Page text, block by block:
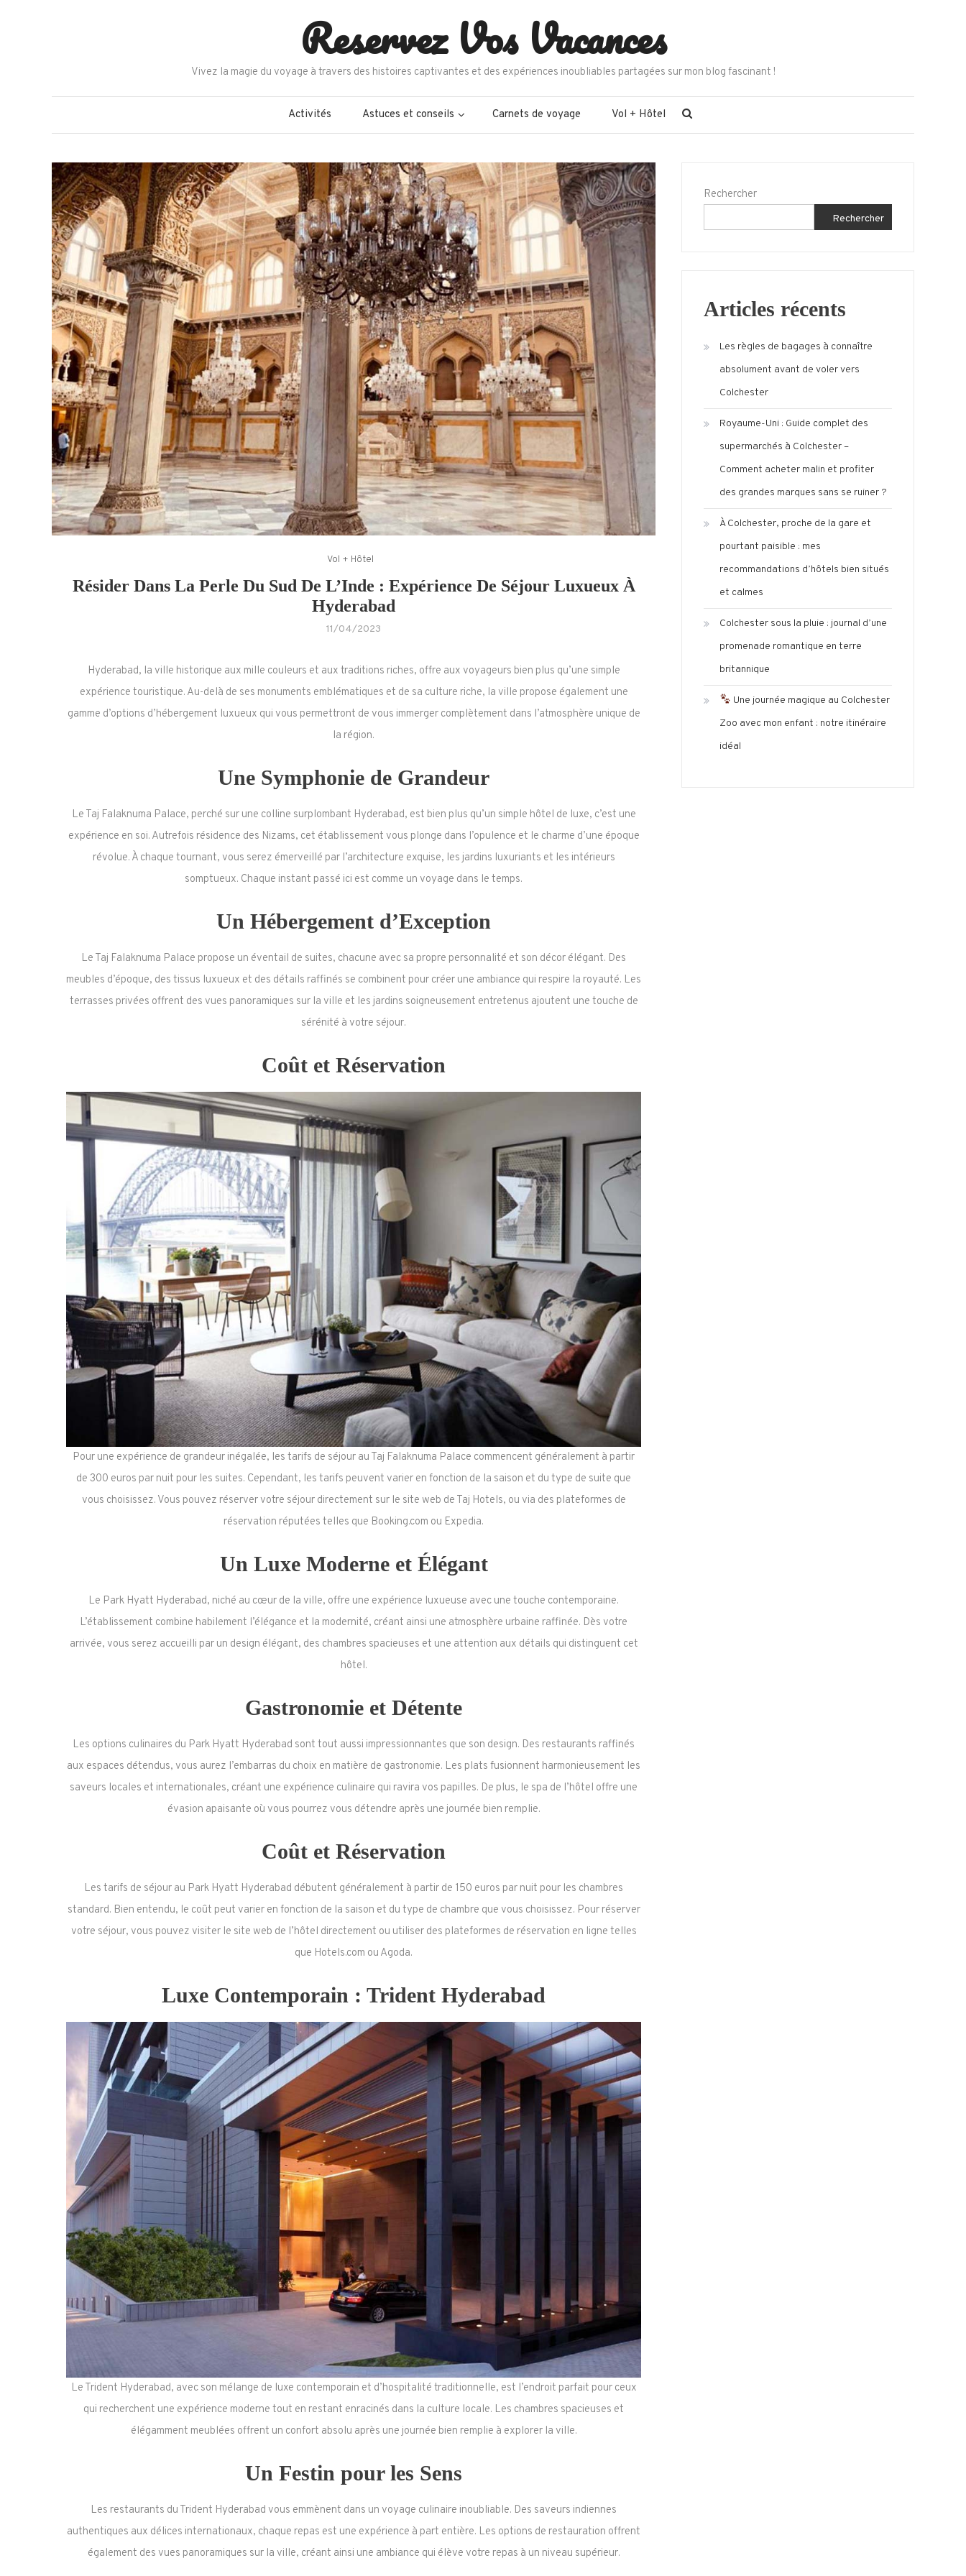
Reservez Vos Vacances
Vivez la magie du voyage à travers des histoires captivantes et des expériences inoubliables partagées sur mon blog fascinant !
Activités Astuces et conseils Carnets de voyage Vol + Hôtel
Vol + Hôtel
Résider Dans La Perle Du Sud De L’Inde : Expérience De Séjour Luxueux À
Hyderabad
11/04/2023
Hyderabad, la ville historique aux mille couleurs et aux traditions riches, offre aux voyageurs bien plus qu’une simple
expérience touristique. Au-delà de ses monuments emblématiques et de sa culture riche, la ville propose également une
gamme d’options d’hébergement luxueux qui vous permettront de vous immerger complètement dans l’atmosphère unique de
la région.
Une Symphonie de Grandeur
Le Taj Falaknuma Palace, perché sur une colline surplombant Hyderabad, est bien plus qu’un simple hôtel de luxe, c’est une
expérience en soi. Autrefois résidence des Nizams, cet établissement vous plonge dans l’opulence et le charme d’une époque
révolue. À chaque tournant, vous serez émerveillé par l’architecture exquise, les jardins luxuriants et les intérieurs
somptueux. Chaque instant passé ici est comme un voyage dans le temps.
Un Hébergement d’Exception
Le Taj Falaknuma Palace propose un éventail de suites, chacune avec sa propre personnalité et son décor élégant. Des
meubles d’époque, des tissus luxueux et des détails raffinés se combinent pour créer une ambiance qui respire la royauté. Les
terrasses privées offrent des vues panoramiques sur la ville et les jardins soigneusement entretenus ajoutent une touche de
sérénité à votre séjour.
Coût et Réservation
Pour une expérience de grandeur inégalée, les tarifs de séjour au Taj Falaknuma Palace commencent généralement à partir
de 300 euros par nuit pour les suites. Cependant, les tarifs peuvent varier en fonction de la saison et du type de suite que
vous choisissez. Vous pouvez réserver votre séjour directement sur le site web de Taj Hotels, ou via des plateformes de
réservation réputées telles que Booking.com ou Expedia.
Un Luxe Moderne et Élégant
Le Park Hyatt Hyderabad, niché au cœur de la ville, offre une expérience luxueuse avec une touche contemporaine.
L’établissement combine habilement l’élégance et la modernité, créant ainsi une atmosphère urbaine raffinée. Dès votre
arrivée, vous serez accueilli par un design élégant, des chambres spacieuses et une attention aux détails qui distinguent cet
hôtel.
Gastronomie et Détente
Les options culinaires du Park Hyatt Hyderabad sont tout aussi impressionnantes que son design. Des restaurants raffinés
aux espaces détendus, vous aurez l’embarras du choix en matière de gastronomie. Les plats fusionnent harmonieusement les
saveurs locales et internationales, créant une expérience culinaire qui ravira vos papilles. De plus, le spa de l’hôtel offre une
évasion apaisante où vous pourrez vous détendre après une journée bien remplie.
Coût et Réservation
Les tarifs de séjour au Park Hyatt Hyderabad débutent généralement à partir de 150 euros par nuit pour les chambres
standard. Bien entendu, le coût peut varier en fonction de la saison et du type de chambre que vous choisissez. Pour réserver
votre séjour, vous pouvez visiter le site web de l’hôtel directement ou utiliser des plateformes de réservation en ligne telles
que Hotels.com ou Agoda.
Luxe Contemporain : Trident Hyderabad
Le Trident Hyderabad, avec son mélange de luxe contemporain et d’hospitalité traditionnelle, est l’endroit parfait pour ceux
qui recherchent une expérience moderne tout en restant enracinés dans la culture locale. Les chambres spacieuses et
élégamment meublées offrent un confort absolu après une journée bien remplie à explorer la ville.
Un Festin pour les Sens
Les restaurants du Trident Hyderabad vous emmènent dans un voyage culinaire inoubliable. Des saveurs indiennes
authentiques aux délices internationaux, chaque repas est une expérience à part entière. Les options de restauration offrent
également des vues panoramiques sur la ville, créant ainsi une ambiance qui élève votre repas à un niveau supérieur.
Rechercher
Rechercher
Articles récents
Les règles de bagages à connaître
absolument avant de voler vers
Colchester
Royaume-Uni : Guide complet des
supermarchés à Colchester –
Comment acheter malin et profiter
des grandes marques sans se ruiner ?
À Colchester, proche de la gare et
pourtant paisible : mes
recommandations d’hôtels bien situés
et calmes
Colchester sous la pluie : journal d’une
promenade romantique en terre
britannique
Une journée magique au Colchester
Zoo avec mon enfant : notre itinéraire
idéal